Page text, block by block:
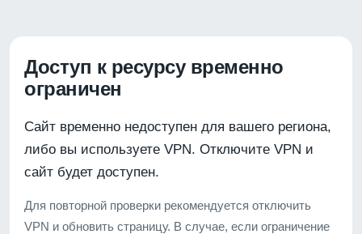
Доступ к ресурсу временно
ограничен
Сайт временно недоступен для вашего региона,
либо вы используете VPN. Отключите VPN и
сайт будет доступен.
Для повторной проверки рекомендуется отключить
VPN и обновить страницу. В случае, если ограничение